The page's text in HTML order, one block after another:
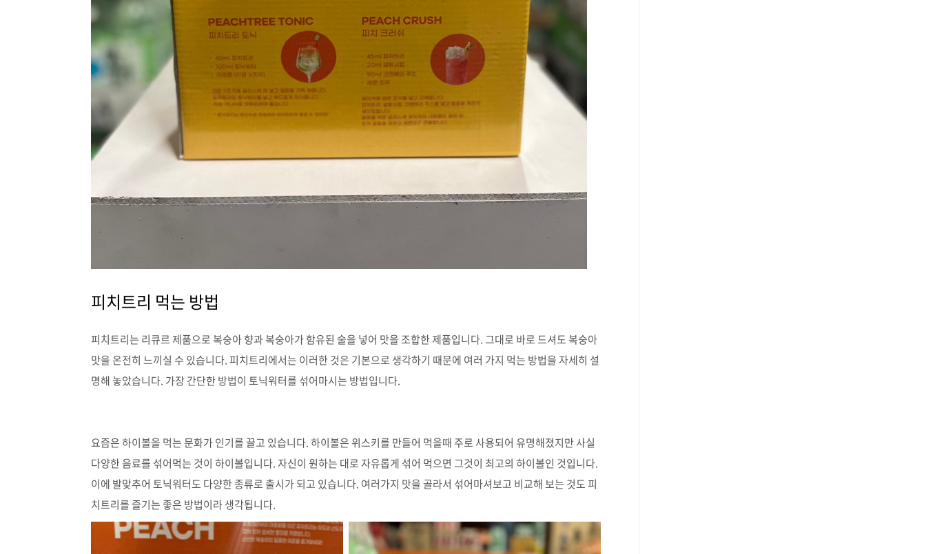
피치트리 먹는 방법
피치트리는 리큐르 제품으로 복숭아 향과 복숭아가 함유된 술을 넣어 맛을 조합한 제품입니다. 그대로 바로 드셔도 복숭아
맛을 온전히 느끼실 수 있습니다. 피치트리에서는 이러한 것은 기본으로 생각하기 때문에 여러 가지 먹는 방법을 자세히 설
명해 놓았습니다. 가장 간단한 방법이 토닉워터를 섞어마시는 방법입니다.
요즘은 하이볼을 먹는 문화가 인기를 끌고 있습니다. 하이볼은 위스키를 만들어 먹을때 주로 사용되어 유명해졌지만 사실
다양한 음료를 섞어먹는 것이 하이볼입니다. 자신이 원하는 대로 자유롭게 섞어 먹으면 그것이 최고의 하이볼인 것입니다.
이에 발맞추어 토닉워터도 다양한 종류로 출시가 되고 있습니다. 여러가지 맛을 골라서 섞어마셔보고 비교해 보는 것도 피
치트리를 즐기는 좋은 방법이라 생각됩니다.